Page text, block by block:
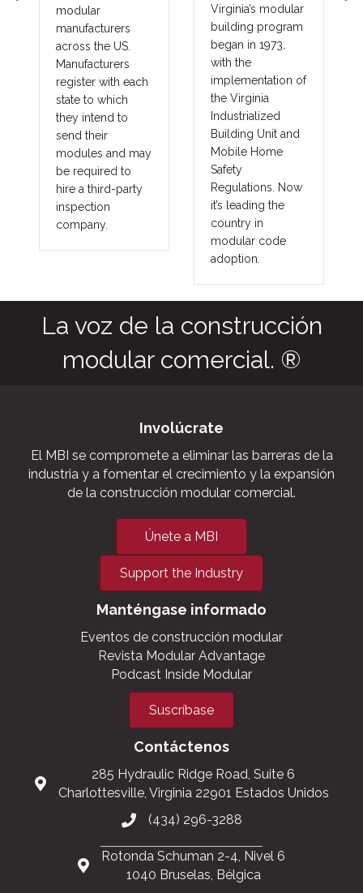
modular
manufacturers
across the US.
Manufacturers
register with each
state to which
they intend to
send their
modules and may
be required to
hire a third-party
inspection
company.
Virginia’s modular
building program
began in 1973,
with the
implementation of
the Virginia
Industrialized
Building Unit and
Mobile Home
Safety
Regulations. Now
it’s leading the
country in
modular code
adoption.
La voz de la construcción
modular comercial. ®
Involúcrate
El MBI se compromete a eliminar las barreras de la
industria y a fomentar el crecimiento y la expansión
de la construcción modular comercial.
Únete a MBI
Support the Industry
Manténgase informado
Eventos de construcción modular
Revista Modular Advantage
Podcast Inside Modular
Suscríbase
Contáctenos
285 Hydraulic Ridge Road, Suite 6
Charlottesville, Virginia 22901 Estados Unidos
(434) 296-3288
Rotonda Schuman 2-4, Nivel 6
1040 Bruselas, Bélgica